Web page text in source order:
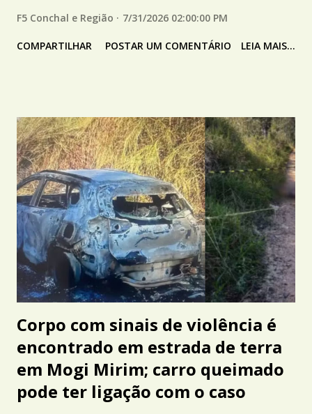
F5 Conchal e Região 7/31/2026 02:00:00 PM
COMPARTILHAR POSTAR UM COMENTÁRIO LEIA MAIS...
Corpo com sinais de violência é
encontrado em estrada de terra
em Mogi Mirim; carro queimado
pode ter ligação com o caso